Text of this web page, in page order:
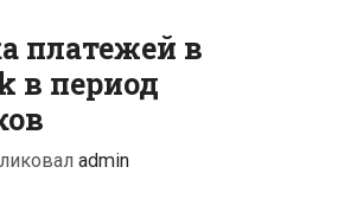
платежей в
в период
admin